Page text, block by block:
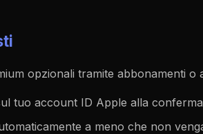
opzionali tramite abbonamenti o
tuo account ID Apple alla
a meno che non